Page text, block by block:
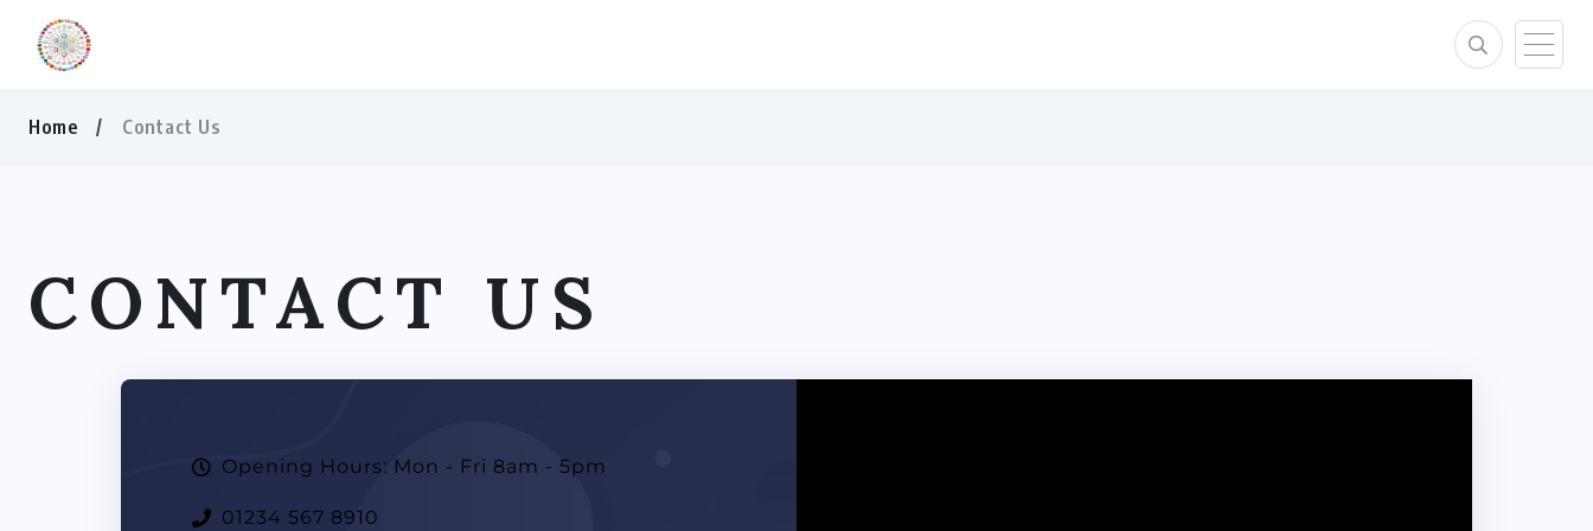
Home Contact Us
CONTACT US
Opening Hours: Mon - Fri 8am - 5pm
01234 567 8910